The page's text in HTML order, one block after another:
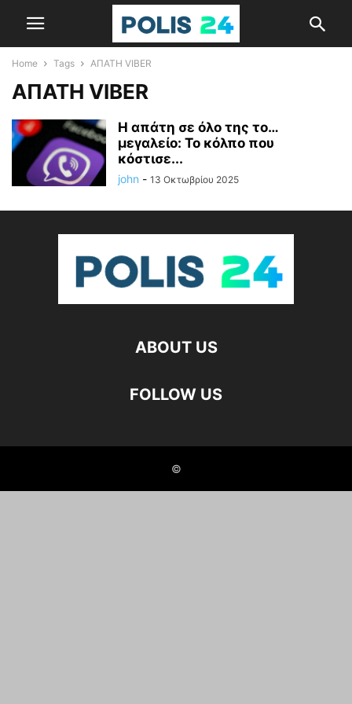
Home Tags ΑΠΑΤΗ VIBER
ΑΠΑΤΗ VIBER
Η απάτη σε όλο της το…
μεγαλείο: Το κόλπο που
κόστισε...
john - 13 Οκτωβρίου 2025
ABOUT US
FOLLOW US
©